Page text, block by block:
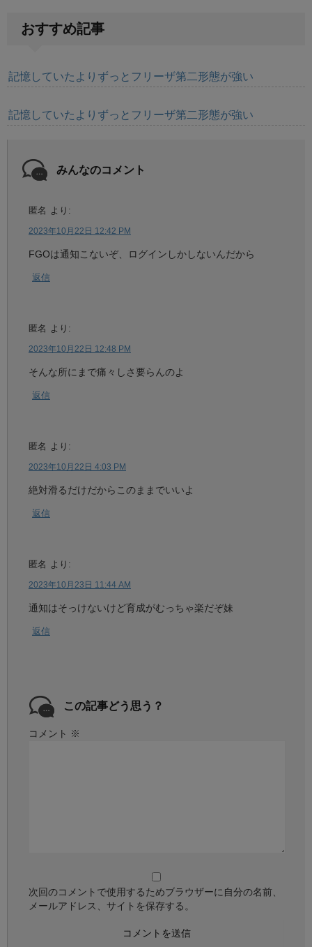
おすすめ記事
記憶していたよりずっとフリーザ第二形態が強い
記憶していたよりずっとフリーザ第二形態が強い
みんなのコメント
匿名 より:
2023年10月22日 12:42 PM
FGOは通知こないぞ、ログインしかしないんだから
返信
匿名 より:
2023年10月22日 12:48 PM
そんな所にまで痛々しさ要らんのよ
返信
匿名 より:
2023年10月22日 4:03 PM
絶対滑るだけだからこのままでいいよ
返信
匿名 より:
2023年10月23日 11:44 AM
通知はそっけないけど育成がむっちゃ楽だぞ妹
返信
この記事どう思う？
コメント ※
次回のコメントで使用するためブラウザーに自分の名前、
メールアドレス、サイトを保存する。